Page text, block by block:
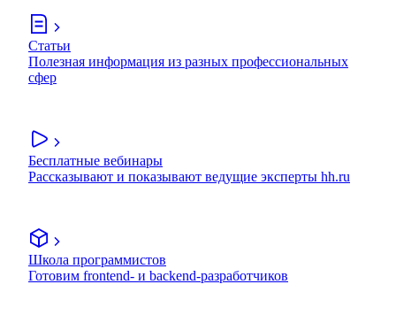
Статьи
Полезная информация из разных профессиональных
сфер
Бесплатные вебинары
Рассказывают и показывают ведущие эксперты hh.ru
Школа программистов
Готовим frontend- и backend-разработчиков